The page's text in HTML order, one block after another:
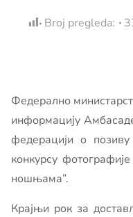
Broj pregleda:
Федерално
информацију
федерацији o
конкурсу
ношњама”.
Крајњи рок за